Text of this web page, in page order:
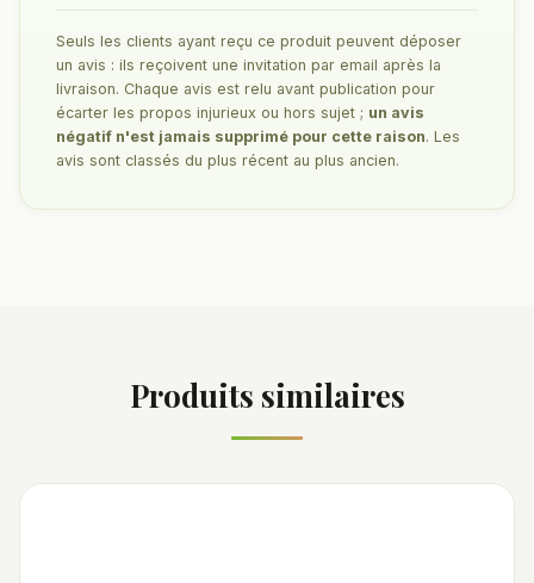
Seuls les clients ayant reçu ce produit peuvent déposer
un avis : ils reçoivent une invitation par email après la
livraison. Chaque avis est relu avant publication pour
écarter les propos injurieux ou hors sujet ; un avis
négatif n'est jamais supprimé pour cette raison. Les
avis sont classés du plus récent au plus ancien.
Produits similaires